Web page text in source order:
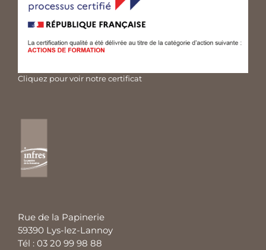
Cliquez pour voir notre certificat
Rue de la Papinerie
59390 Lys-lez-Lannoy
Tél : 03 20 99 98 88